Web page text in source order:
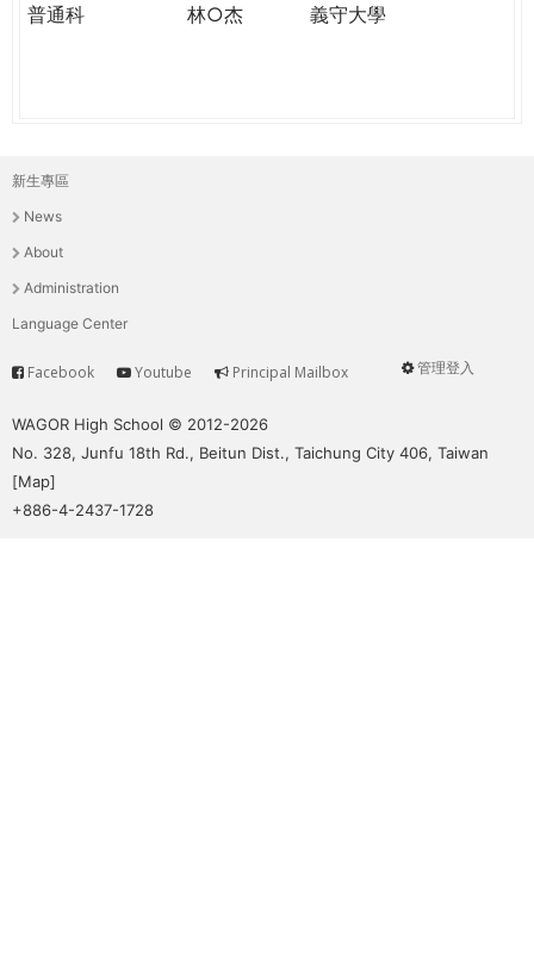
普通科
林○杰 義守大學
主
選
單
新生專區
News
About
Administration
Language Center
User
管理登入
Service
Facebook Youtube Principal Mailbox
WAGOR High School © 2012-2026
No. 328, Junfu 18th Rd., Beitun Dist., Taichung City 406, Taiwan
[Map]
+886-4-2437-1728